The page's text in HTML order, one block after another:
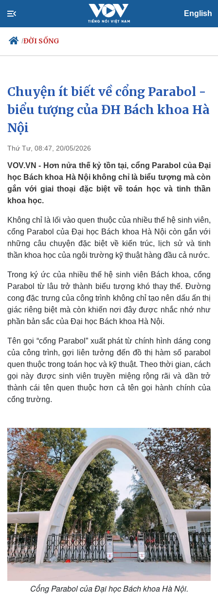
English
/ĐỜI SỐNG
Chính trị
Đảng
Tổ chức nhân sự
Quốc hội
Nhận diện sự thật
Xã hội
Tin 24h
Dự báo thời tiết
Chuyện ít biết về cổng Parabol -
biểu tượng của ĐH Bách khoa Hà
Nội
Thứ Tư, 08:47, 20/05/2026
VOV.VN - Hơn nửa thế kỷ tồn tại, cổng Parabol của Đại
học Bách khoa Hà Nội không chỉ là biểu tượng mà còn
gắn với giai thoại đặc biệt về toán học và tinh thần
khoa học.
Không chỉ là lối vào quen thuộc của nhiều thế hệ sinh viên,
cổng Parabol của Đại học Bách khoa Hà Nội còn gắn với
những câu chuyện đặc biệt về kiến trúc, lịch sử và tinh
thần khoa học của ngôi trường kỹ thuật hàng đầu cả nước.
Trong ký ức của nhiều thế hệ sinh viên Bách khoa, cổng
Parabol từ lâu trở thành biểu tượng khó thay thế. Đường
cong đặc trưng của công trình không chỉ tạo nên dấu ấn thị
giác riêng biệt mà còn khiến nơi đây được nhắc nhớ như
phần bản sắc của Đại học Bách khoa Hà Nội.
Tên gọi “cổng Parabol” xuất phát từ chính hình dáng cong
của công trình, gợi liên tưởng đến đồ thị hàm số parabol
quen thuộc trong toán học và kỹ thuật. Theo thời gian, cách
gọi này được sinh viên truyền miệng rộng rãi và dần trở
thành cái tên quen thuộc hơn cả tên gọi hành chính của
cổng trường.
Cổng Parabol của Đại học Bách khoa Hà Nội.